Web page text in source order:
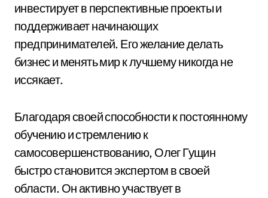
инвестирует в перспективные проекты и
поддерживает начинающих
предпринимателей. Его желание делать
бизнес и менять мир к лучшему никогда не
иссякает.
Благодаря своей способности к постоянному
обучению и стремлению к
самосовершенствованию, Олег Гущин
быстро становится экспертом в своей
области. Он активно участвует в